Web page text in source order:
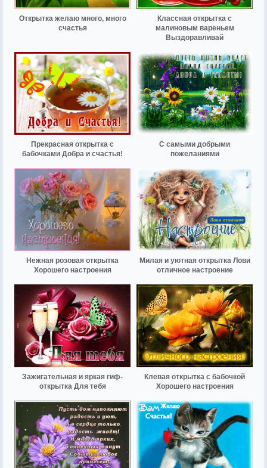
Открытка желаю много, много
счастья
Классная открытка с
малиновым вареньем
Выздоравливай
Прекрасная открытка с
бабочками Добра и счастья!
С самыми добрыми
пожеланиями
Нежная розовая открытка
Хорошего настроения
Милая и уютная открытка Лови
отличное настроение
Зажигательная и яркая гиф-
открытка Для тебя
Клевая открытка с бабочкой
Хорошего настроения